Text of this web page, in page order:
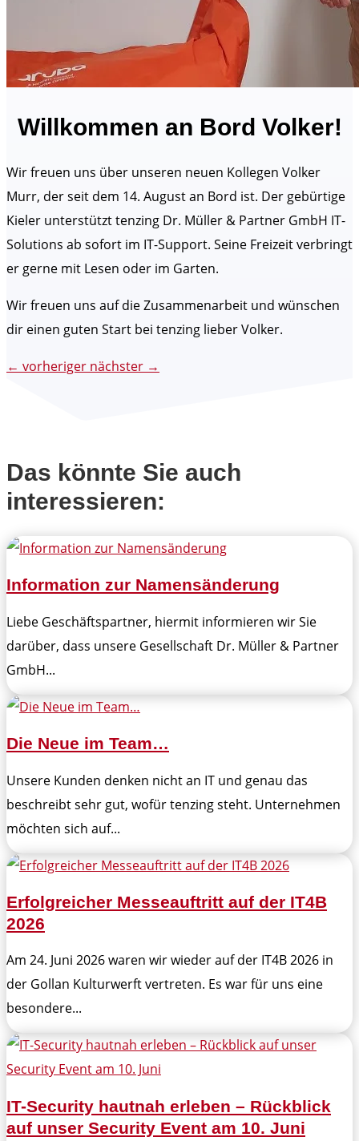
Willkommen an Bord Volker!
Wir freuen uns über unseren neuen Kollegen Volker
Murr, der seit dem 14. August an Bord ist. Der gebürtige
Kieler unterstützt tenzing Dr. Müller & Partner GmbH IT-
Solutions ab sofort im IT-Support. Seine Freizeit verbringt
er gerne mit Lesen oder im Garten.
Wir freuen uns auf die Zusammenarbeit und wünschen
dir einen guten Start bei tenzing lieber Volker.
← vorheriger nächster →
Das könnte Sie auch
interessieren:
Information zur Namensänderung
Liebe Geschäftspartner, hiermit informieren wir Sie
darüber, dass unsere Gesellschaft Dr. Müller & Partner
GmbH...
Die Neue im Team…
Unsere Kunden denken nicht an IT und genau das
beschreibt sehr gut, wofür tenzing steht. Unternehmen
möchten sich auf...
Erfolgreicher Messeauftritt auf der IT4B
2026
Am 24. Juni 2026 waren wir wieder auf der IT4B 2026 in
der Gollan Kulturwerft vertreten. Es war für uns eine
besondere...
IT-Security hautnah erleben – Rückblick
auf unser Security Event am 10. Juni